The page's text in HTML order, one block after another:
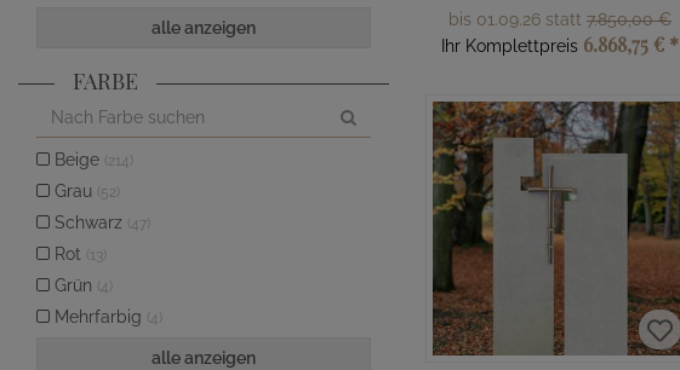
bis 01.09.26 statt 7.850,00 €
Ihr Komplettpreis 6.868,75 € *
alle anzeigen
FARBE
Beige (214)
Grau (52)
Schwarz (47)
Rot (13)
Grün (4)
Mehrfarbig (4)
alle anzeigen